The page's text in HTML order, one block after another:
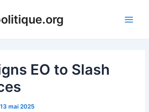
EO to Slash
13 mai 2025